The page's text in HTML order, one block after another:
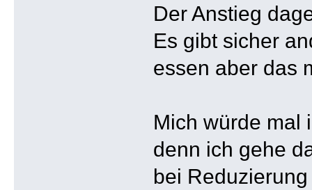
Der Anstieg
Es gibt sicher
essen aber das
Mich würde mal
denn ich gehe
bei